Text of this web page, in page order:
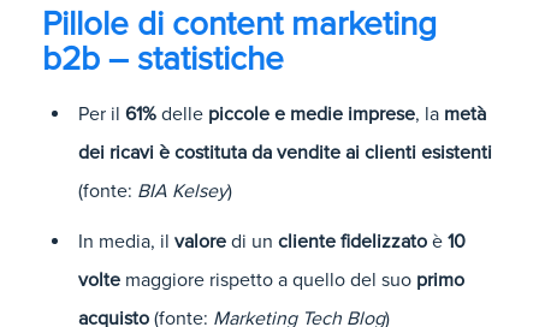
Pillole di content marketing
b2b – statistiche
Per il 61% delle piccole e medie imprese, la metà
dei ricavi è costituta da vendite ai clienti esistenti
(fonte: BIA Kelsey)
In media, il valore di un cliente fidelizzato è 10
volte maggiore rispetto a quello del suo primo
acquisto (fonte: Marketing Tech Blog)